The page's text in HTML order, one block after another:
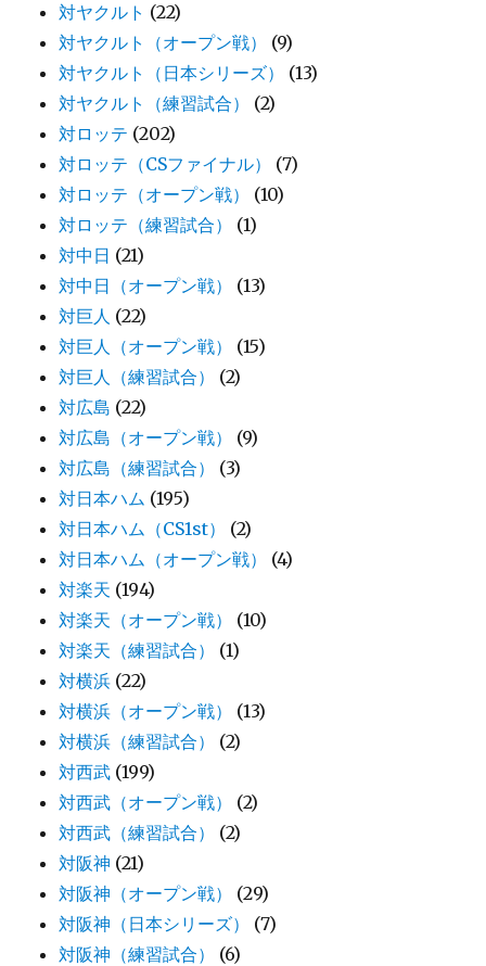
対ヤクルト (22)
対ヤクルト（オープン戦）
(9)
対ヤクルト（日本シリーズ）
(13)
対ヤクルト（練習試合）
(2)
対ロッテ (202)
対ロッテ（CSファイナル）
(7)
対ロッテ（オープン戦）
(10)
対ロッテ（練習試合）
(1)
対中日 (21)
対中日（オープン戦）
(13)
対巨人 (22)
対巨人（オープン戦）
(15)
対巨人（練習試合）
(2)
対広島 (22)
対広島（オープン戦）
(9)
対広島（練習試合）
(3)
対日本ハム (195)
対日本ハム（CS1st）
(2)
対日本ハム（オープン戦）
(4)
対楽天 (194)
対楽天（オープン戦）
(10)
対楽天（練習試合）
(1)
対横浜 (22)
対横浜（オープン戦）
(13)
対横浜（練習試合）
(2)
対西武 (199)
対西武（オープン戦）
(2)
対西武（練習試合）
(2)
対阪神 (21)
対阪神（オープン戦）
(29)
対阪神（日本シリーズ）
(7)
対阪神（練習試合）
(6)